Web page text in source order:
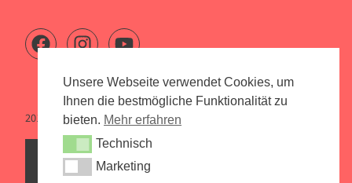
2015 – 2026 Psychologen Online
Unsere Webseite verwendet Cookies, um
Ihnen die bestmögliche Funktionalität zu
bieten. Mehr erfahren
TechnischTechnisch
MarketingMarketing